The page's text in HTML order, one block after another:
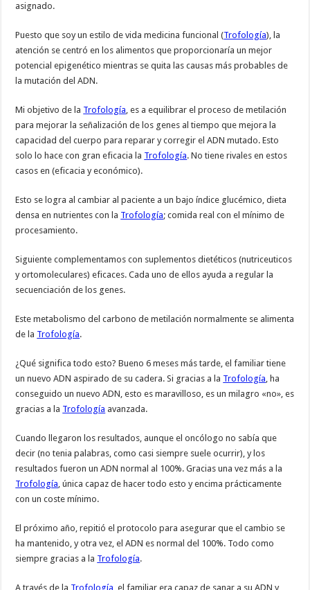
asignado.
Puesto que soy un estilo de vida medicina funcional (Trofología), la
atención se centró en los alimentos que proporcionaría un mejor
potencial epigenético mientras se quita las causas más probables de
la mutación del ADN.
Mi objetivo de la Trofología, es a equilibrar el proceso de metilación
para mejorar la señalización de los genes al tiempo que mejora la
capacidad del cuerpo para reparar y corregir el ADN mutado. Esto
solo lo hace con gran eficacia la Trofología. No tiene rivales en estos
casos en (eficacia y económico).
Esto se logra al cambiar al paciente a un bajo índice glucémico, dieta
densa en nutrientes con la Trofología; comida real con el mínimo de
procesamiento.
Siguiente complementamos con suplementos dietéticos (nutriceuticos
y ortomoleculares) eficaces. Cada uno de ellos ayuda a regular la
secuenciación de los genes.
Este metabolismo del carbono de metilación normalmente se alimenta
de la Trofología.
¿Qué significa todo esto? Bueno 6 meses más tarde, el familiar tiene
un nuevo ADN aspirado de su cadera. Si gracias a la Trofología, ha
conseguido un nuevo ADN, esto es maravilloso, es un milagro «no», es
gracias a la Trofología avanzada.
Cuando llegaron los resultados, aunque el oncólogo no sabía que
decir (no tenia palabras, como casi siempre suele ocurrir), y los
resultados fueron un ADN normal al 100%. Gracias una vez más a la
Trofología, única capaz de hacer todo esto y encima prácticamente
con un coste mínimo.
El próximo año, repitió el protocolo para asegurar que el cambio se
ha mantenido, y otra vez, el ADN es normal del 100%. Todo como
siempre gracias a la Trofología.
A través de la Trofología , el familiar era capaz de sanar a su ADN y